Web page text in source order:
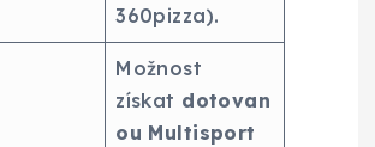
360pizza).
Možnost
získat dotovan
ou Multisport